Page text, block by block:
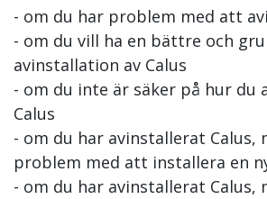
- om du har problem med att
- om du vill ha en bättre och
avinstallation av Calus
- om du inte är säker på hur du
Calus
- om du har avinstallerat Calus,
problem med att installera en
- om du har avinstallerat Calus,